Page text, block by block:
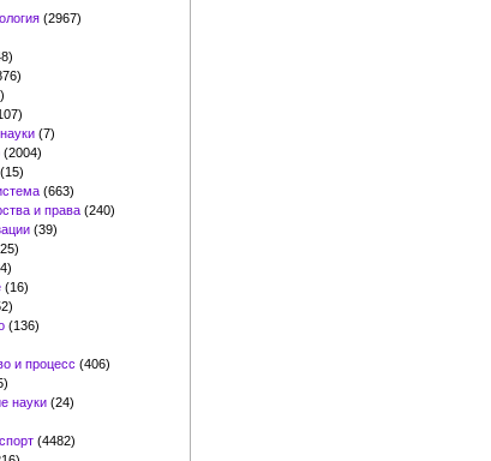
(2967)
(7)
(2004)
(15)
(663)
и права (240)
(39)
(16)
(136)
и процесс (406)
науки (24)
(4482)